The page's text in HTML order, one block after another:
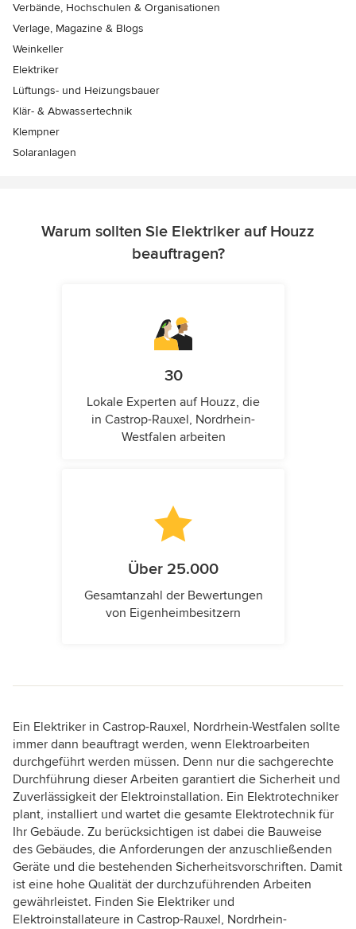
Verbände, Hochschulen & Organisationen
Verlage, Magazine & Blogs
Weinkeller
Elektriker
Lüftungs- und Heizungsbauer
Klär- & Abwassertechnik
Klempner
Solaranlagen
Warum sollten Sie Elektriker auf Houzz
beauftragen?
30
Lokale Experten auf Houzz, die
in Castrop-Rauxel, Nordrhein-
Westfalen arbeiten
Über 25.000
Gesamtanzahl der Bewertungen
von Eigenheimbesitzern
Ein Elektriker in Castrop-Rauxel, Nordrhein-Westfalen sollte
immer dann beauftragt werden, wenn Elektroarbeiten
durchgeführt werden müssen. Denn nur die sachgerechte
Durchführung dieser Arbeiten garantiert die Sicherheit und
Zuverlässigkeit der Elektroinstallation. Ein Elektrotechniker
plant, installiert und wartet die gesamte Elektrotechnik für
Ihr Gebäude. Zu berücksichtigen ist dabei die Bauweise
des Gebäudes, die Anforderungen der anzuschließenden
Geräte und die bestehenden Sicherheitsvorschriften. Damit
ist eine hohe Qualität der durchzuführenden Arbeiten
gewährleistet. Finden Sie Elektriker und
Elektroinstallateure in Castrop-Rauxel, Nordrhein-